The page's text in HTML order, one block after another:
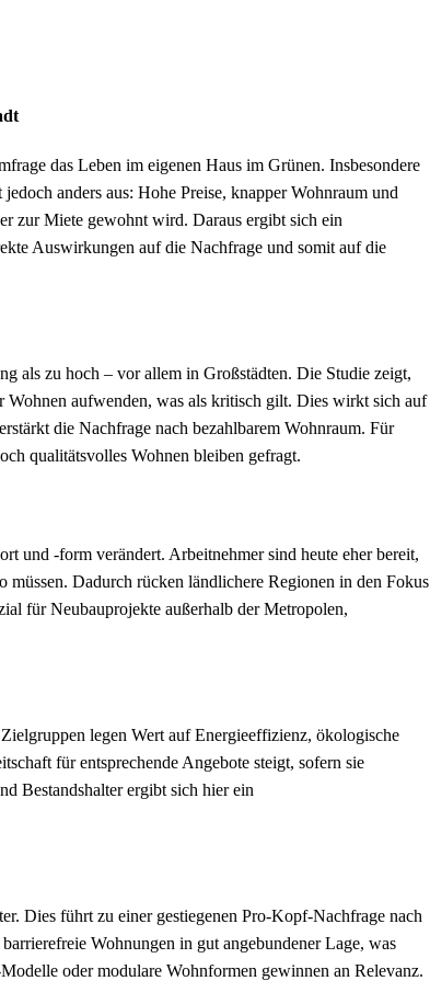
das Leben im eigenen Haus im Grünen. Insbesondere
anders aus: Hohe Preise, knapper Wohnraum und
zur Miete gewohnt wird. Daraus ergibt sich ein
Auswirkungen auf die Nachfrage und somit auf die
als zu hoch – vor allem in Großstädten. Die Studie zeigt,
Wohnen aufwenden, was als kritisch gilt. Dies wirkt sich auf
die Nachfrage nach bezahlbarem Wohnraum. Für
qualitätsvolles Wohnen bleiben gefragt.
und -form verändert. Arbeitnehmer sind heute eher bereit,
Dadurch rücken ländlichere Regionen in den Fokus
für Neubauprojekte außerhalb der Metropolen,
legen Wert auf Energieeffizienz, ökologische
für entsprechende Angebote steigt, sofern sie
Bestandshalter ergibt sich hier ein
Dies führt zu einer gestiegenen Pro-Kopf-Nachfrage nach
Wohnungen in gut angebundener Lage, was
oder modulare Wohnformen gewinnen an Relevanz.